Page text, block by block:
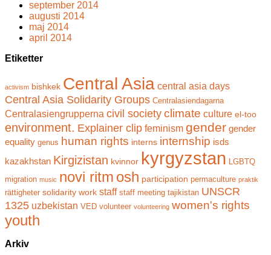
september 2014
augusti 2014
maj 2014
april 2014
Etiketter
activism bishkek Central Asia central asia days
Central Asia Solidarity Groups Centralasiendagarna
Centralasiengrupperna civil society climate culture el-too
environment. Explainer clip feminism gender gender
equality genus human rights interns internship isds
kazakhstan Kirgizistan kvinnor kyrgyzstan LGBTQ
migration music novi ritm osh participation permaculture praktik
rättigheter solidarity work staff staff meeting tajikistan UNSCR
1325 uzbekistan VED volunteer volunteering women's rights
youth
Arkiv